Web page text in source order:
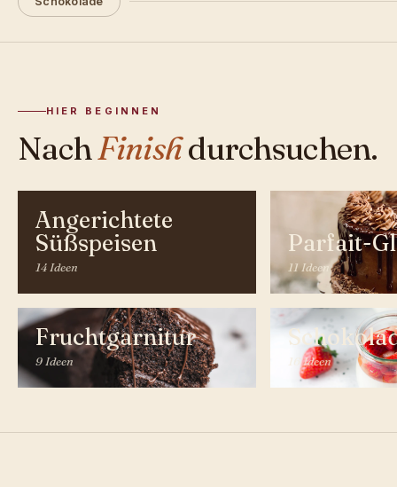
HIER BEGINNEN
NachFinishdurchsuchen.
Angerichtete
Süßspeisen
14 Ideen
Parfait-
11 Ideen
Fruchtgarnitur
9 Ideen 16 Ideen